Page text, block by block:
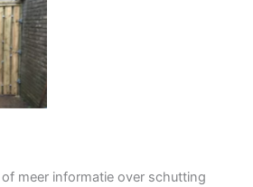
meer informatie over schutting